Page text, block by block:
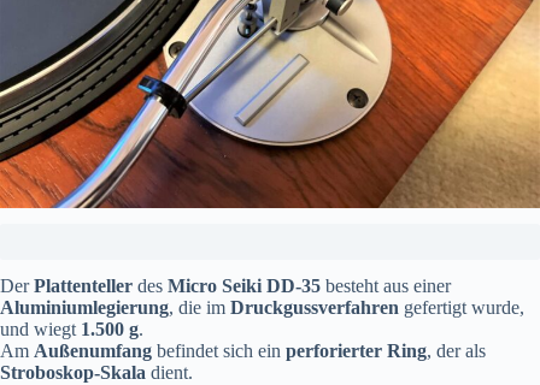
DerPlattenteller des Micro Seiki DD-35 besteht aus einer
Aluminiumlegierung, die im Druckgussverfahren gefertigt wurde,
und wiegt 1.500 g.
Am Außenumfang befindet sich ein perforierter Ring, der als
Stroboskop-Skala dient.